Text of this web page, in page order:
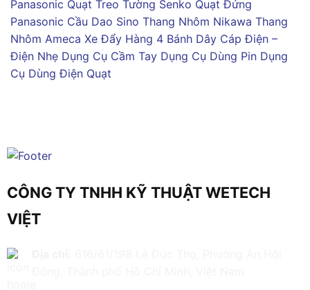
Panasonic Quạt Treo Tường Senko Quạt Đứng
Panasonic Cầu Dao Sino Thang Nhôm Nikawa Thang
Nhôm Ameca Xe Đẩy Hàng 4 Bánh Dây Cáp Điện –
Điện Nhẹ Dụng Cụ Cầm Tay Dụng Cụ Dùng Pin Dụng
Cụ Dùng Điện Quạt
CÔNG TY TNHH KỸ THUẬT WETECH
VIỆT